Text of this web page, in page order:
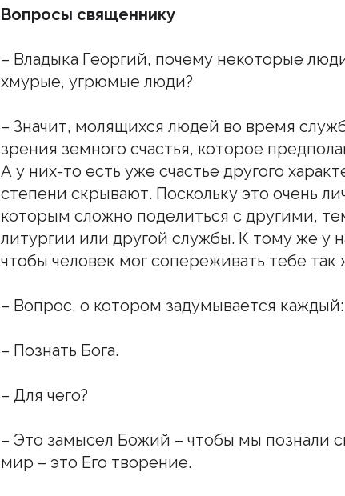
Вопросы священнику
– Владыка Георгий, почему некоторые
хмурые, угрюмые люди?
– Значит, молящихся людей во время
зрения земного счастья, которое
А у них-то есть уже счастье другого
степени скрывают. Поскольку это очень
которым сложно поделиться с другими,
литургии или другой службы. К тому же у
чтобы человек мог сопереживать тебе
– Вопрос, о котором задумывается
– Познать Бога.
– Для чего?
– Это замысел Божий – чтобы мы познали
мир – это Его творение.